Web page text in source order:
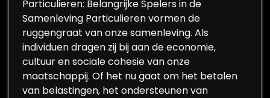
Particulieren: Belangrijke Spelers in de
Samenleving Particulieren vormen de
ruggengraat van onze samenleving. Als
individuen dragen zij bij aan de economie,
cultuur en sociale cohesie van onze
maatschappij. Of het nu gaat om het betalen
van belastingen, het ondersteunen van